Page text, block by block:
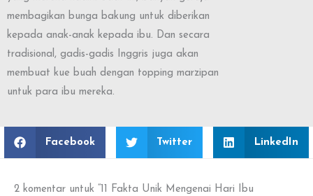
membagikan bunga bakung untuk diberikan
kepada anak-anak kepada ibu. Dan secara
tradisional, gadis-gadis Inggris juga akan
membuat kue buah dengan topping marzipan
untuk para ibu mereka.
Facebook Twitter LinkedIn
2 komentar untuk “11 Fakta Unik Mengenai Hari Ibu